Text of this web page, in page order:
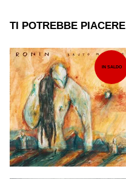
TI POTREBBE PIACERE
IN SALDO